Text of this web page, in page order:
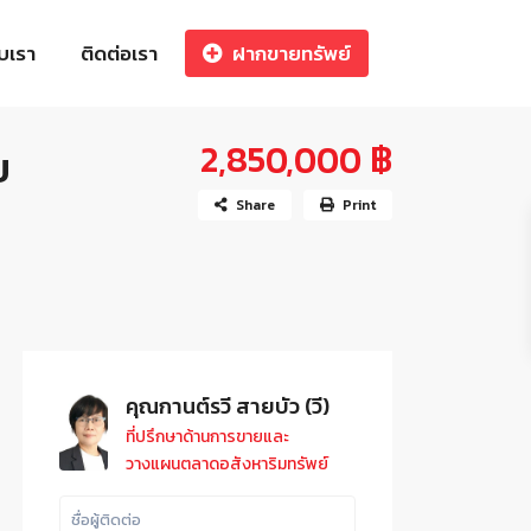
รา ติดต่อเรา ฝากขายทรัพย์
2,850,000 ฿
Share Print
คุณกานต์รวี สายบัว (วี)
ที่ปรึกษาด้านการขายและ
วางแผนตลาดอสังหาริมทรัพย์